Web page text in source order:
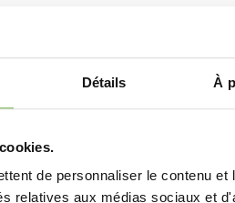
Détails À
de personnaliser le contenu et
relatives aux médias sociaux et
recouvert de placage chêne
lancement de 15 %
de portes